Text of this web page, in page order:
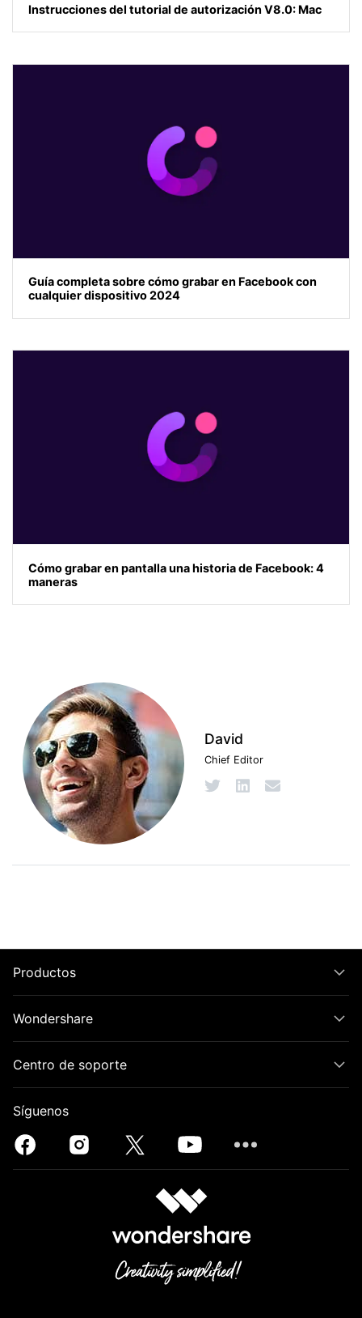
Instrucciones del tutorial de autorización V8.0: Mac
Guía completa sobre cómo grabar en Facebook con
cualquier dispositivo 2024
Cómo grabar en pantalla una historia de Facebook: 4
maneras
David
Chief Editor
Productos
Wondershare
Centro de soporte
Síguenos